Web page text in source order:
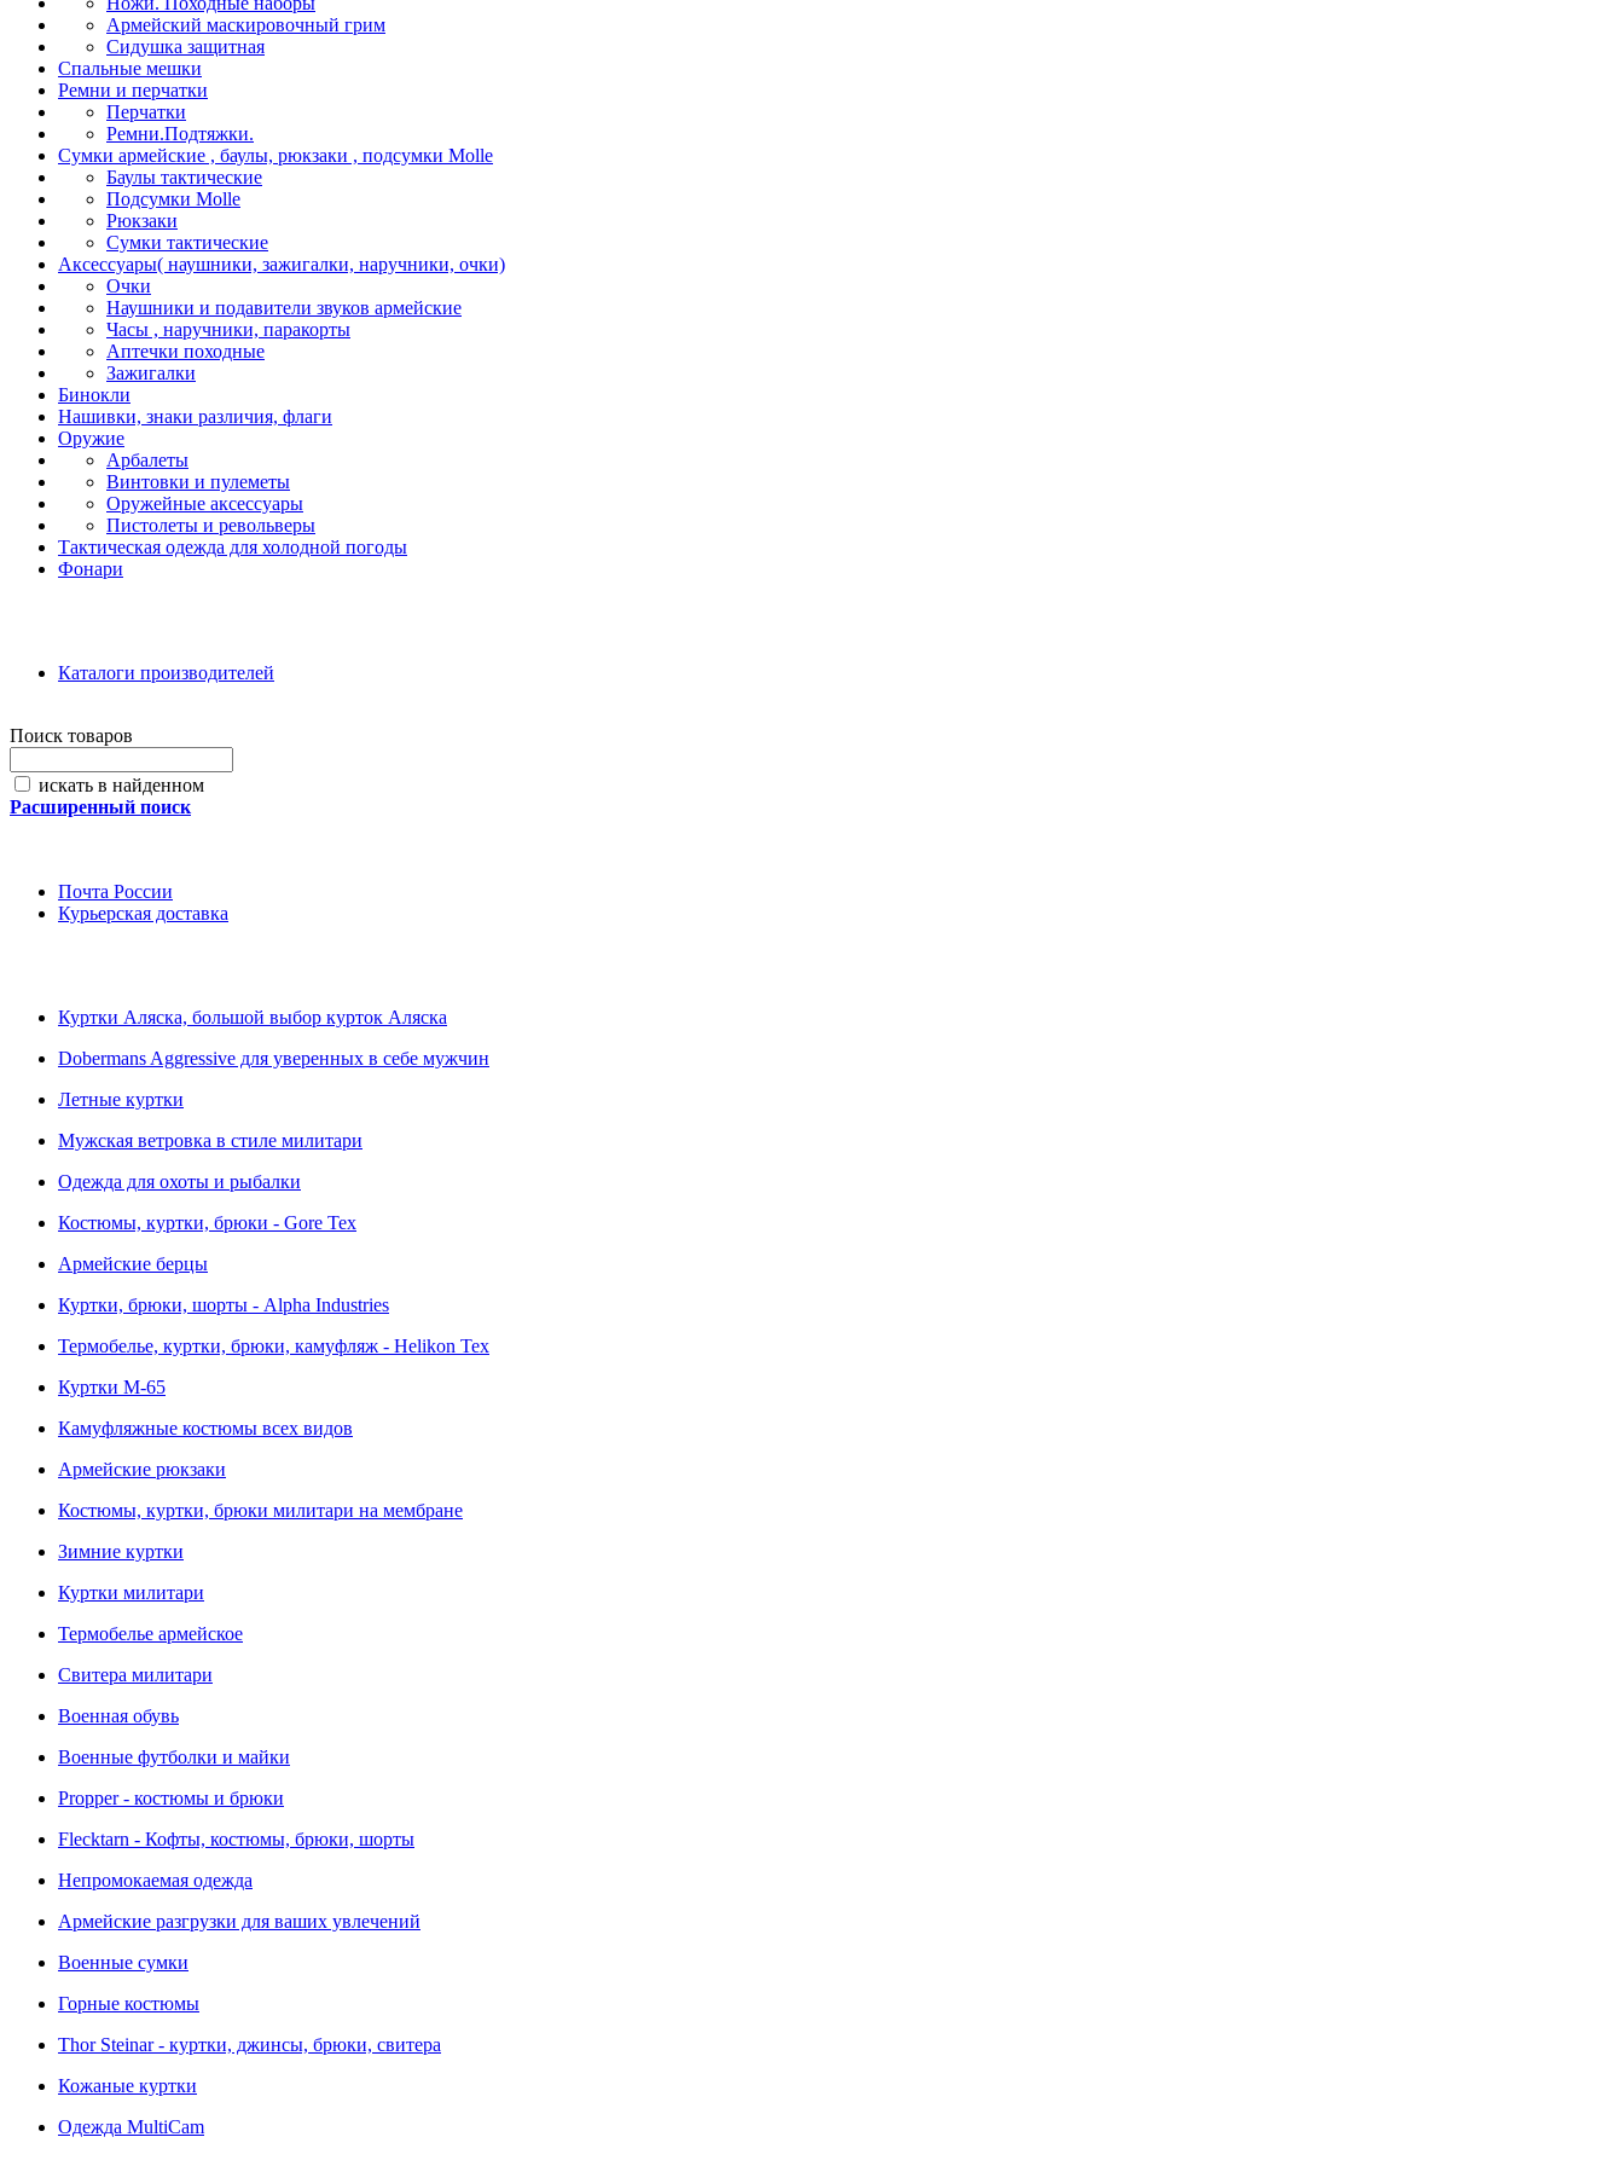
Армейский маскировочный грим
Сидушка защитная
Спальные мешки
Ремни и перчатки
Перчатки
Ремни.Подтяжки.
Сумки армейские , баулы, рюкзаки , подсумки Molle
Баулы тактические
Подсумки Molle
Рюкзаки
Сумки тактические
Аксессуары( наушники, зажигалки, наручники, очки)
Очки
Наушники и подавители звуков армейские
Часы , наручники, паракорты
Аптечки походные
Зажигалки
Бинокли
Нашивки, знаки различия, флаги
Оружие
Арбалеты
Винтовки и пулеметы
Оружейные аксессуары
Пистолеты и револьверы
Тактическая одежда для холодной погоды
Фонари
Каталоги производителей
Поиск товаров
искать в найденном
Расширенный поиск
Почта России
Курьерская доставка
Куртки Аляска, большой выбор курток Аляска
Dobermans Aggressive для уверенных в себе мужчин
Летные куртки
Мужская ветровка в стиле милитари
Одежда для охоты и рыбалки
Костюмы, куртки, брюки - Gore Tex
Армейские берцы
Куртки, брюки, шорты - Alpha Industries
Термобелье, куртки, брюки, камуфляж - Helikon Tex
Куртки M-65
Камуфляжные костюмы всех видов
Армейские рюкзаки
Костюмы, куртки, брюки милитари на мембране
Зимние куртки
Куртки милитари
Термобелье армейское
Свитера милитари
Военная обувь
Военные футболки и майки
Propper - костюмы и брюки
Flecktarn - Кофты, костюмы, брюки, шорты
Непромокаемая одежда
Армейские разгрузки для ваших увлечений
Военные сумки
Горные костюмы
Thor Steinar - куртки, джинсы, брюки, свитера
Кожаные куртки
Одежда MultiCam